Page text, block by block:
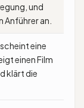
und
an.
eine
einen Film
klärt die